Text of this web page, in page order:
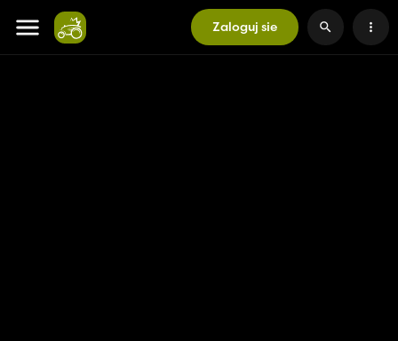
Zaloguj sie